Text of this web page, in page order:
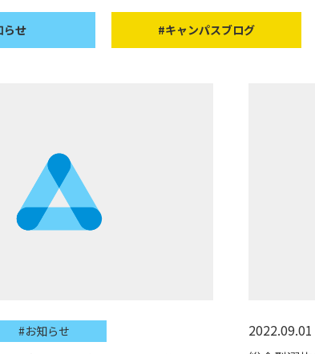
らせ #キャンパスブログ
#お知らせ
2022.09.01